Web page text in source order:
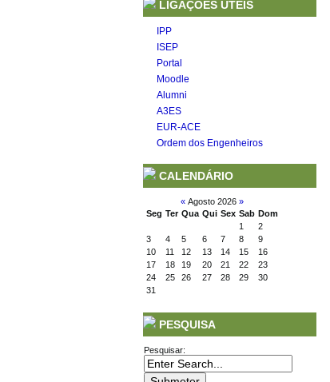
LIGAÇÕES ÚTEIS
IPP
ISEP
Portal
Moodle
Alumni
A3ES
EUR-ACE
Ordem dos Engenheiros
CALENDÁRIO
« Agosto 2026 »
Seg Ter Qua Qui Sex Sab Dom
1
2
3
4 5 6 7 8
9
10
11 12 13 14 15
16
17
18 19 20 21 22
23
24
25 26 27 28 29
30
31
PESQUISA
Pesquisar: